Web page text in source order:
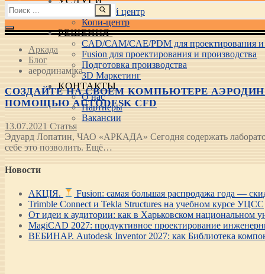
Учебный центр
Копи-центр
РЕШЕНИЯ
CAD/CAM/CAE/PDM для проектирования и
Fusion для проектирования и производства
Подготовка производства
3D Маркетинг
КОНТАКТЫ
О нас
Партнеры
Вакансии
Найти:
Аркада
Блог
аеродинаміка
СОЗДАЙТЕ НА СВОЕМ КОМПЬЮТЕРЕ
ПОМОЩЬЮ AUTODESK CFD
13.07.2021 Статья
Эдуард Лопатин, ЧАО «АРКАДА» Сегодня содержать
себе это позволить. Ещё…
Новости
АКЦІЯ. Fusion: самая большая распродажа года —
Trimble Connect и Tekla Structures на учебном курсе УЦСС
От идеи к аудитории: как в Харьковском национальном
MagiCAD 2027: продуктивное проектирование
ВЕБИНАР. Autodesk Inventor 2027: как Библиотека